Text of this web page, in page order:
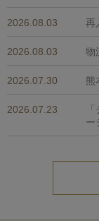
2026.08.03 再
2026.08.03 物
2026.07.30 熊
2026.07.23
ー